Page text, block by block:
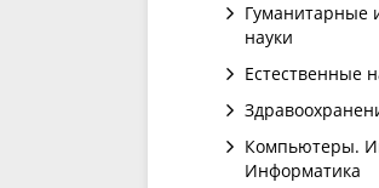
Гуманитарные
науки
Естественные
Компьютеры.
Информатика